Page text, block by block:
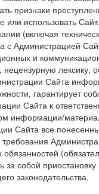
признаки
или использовать
(включая
с Администрацией
и
лексику,
Сайта
гарантирует
Сайта к
информации/
Сайта все
собой
законодательства.